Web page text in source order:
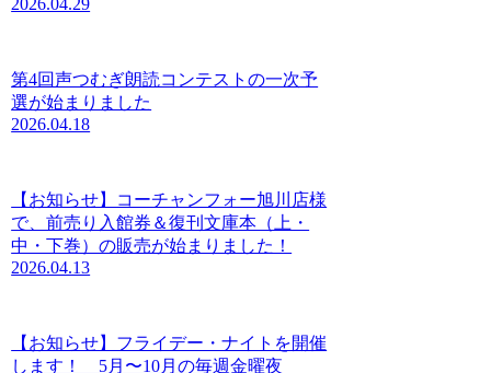
第4回声つむぎ朗読コンテストの一次予
選が始まりました
2026.04.18
【お知らせ】コーチャンフォー旭川店様
で、前売り入館券＆復刊文庫本（上・
中・下巻）の販売が始まりました！
2026.04.13
【お知らせ】フライデー・ナイトを開催
します！ 5月〜10月の毎週金曜夜